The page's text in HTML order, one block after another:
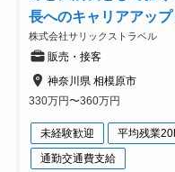
長へのキャリアアッ
株式会社サリックストラベル
販売・接客
神奈川県 相模原市
330万円〜360万円
未経験歓迎 平均残業
通勤交通費支給